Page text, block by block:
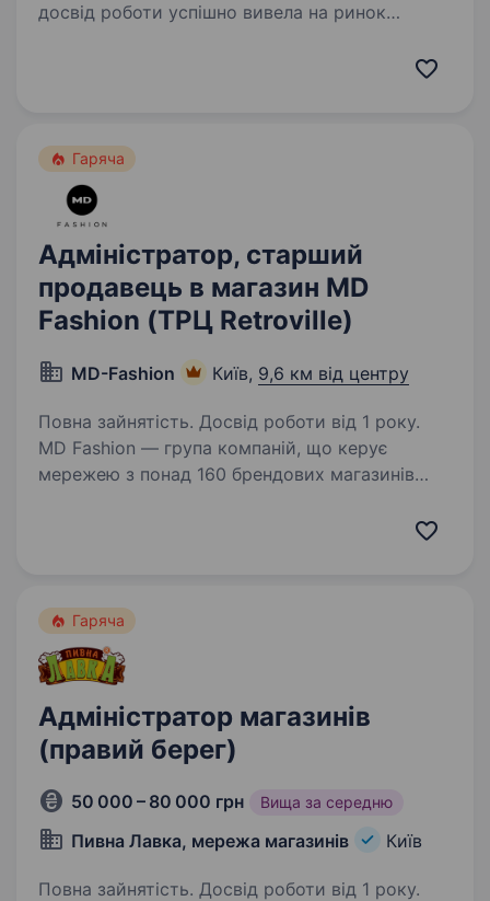
досвід роботи успішно вивела на ринок
sport та fashion. Сьогодні в нашому портфелі
Гаряча
Адміністратор, старший
продавець в магазин MD
Fashion (ТРЦ Retroville)
MD-Fashion Київ, 9,6 км від центру
Повна зайнятість. Досвід роботи від 1 року.
MD Fashion — група компаній, що керує
мережею з понад 160 брендових магазинів
та представляє світові бренди Tommy Hilfiger,
Гаряча
Адміністратор магазинів
(правий берег)
50 000 – 80 000 грн Вища за середню
Пивна Лавка, мережа магазинів Київ
Повна зайнятість. Досвід роботи від 1 року.